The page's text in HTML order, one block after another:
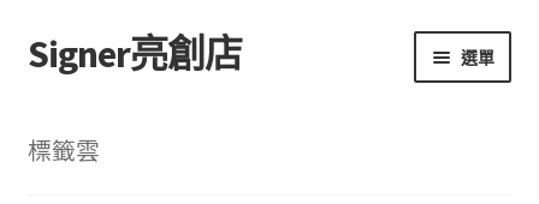
跳
至
覽
列
跳
至
要
內
Signer亮創店 選單
標籤雲